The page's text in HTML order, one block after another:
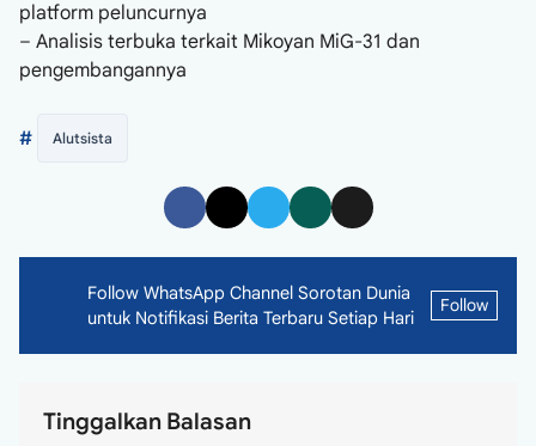
platform peluncurnya
– Analisis terbuka terkait Mikoyan MiG-31 dan
pengembangannya
# Alutsista
Follow WhatsApp Channel Sorotan Dunia
untuk Notifikasi Berita Terbaru Setiap Hari
Follow
Tinggalkan Balasan